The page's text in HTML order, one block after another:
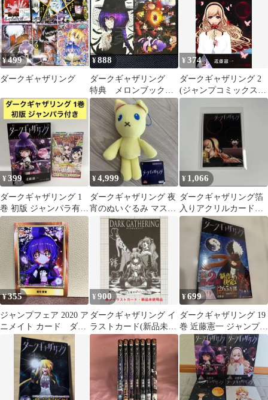
¥499
ダークギャザリング
¥888
ダークギャザリング
特典 メロンブック
ス アニメイト イラ
ストカード
¥374
ダークギャザリング 2
(ジャンプコミックス)
／近藤 憲一
¥399
ダークギャザリング 1
巻 初版 ジャンパラ有り
近藤憲一
¥4,999
ダークギャザリング 夜
宵のぬいぐるみ マスコ
ット ねこ ネコ
¥ 1,066
ダークギャザリング箔
入りアクリルカード月
蝕尽絶黒阿修羅
¥355
ジャンプフェア 2020 ア
ニメイト カード ダー
クギャザリング 寶月
¥900
ダークギャザリング イ
ラストカード(新品未使
用品)
¥699
ダークギャザリング 19
巻 近藤憲一 ジャンプコ
ミックス